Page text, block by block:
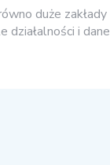
duże zakłady
działalności i dane